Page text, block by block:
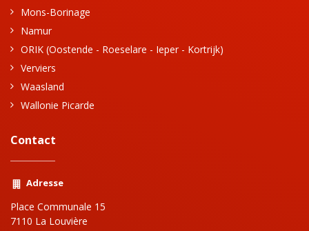
Mons-Borinage
Namur
ORIK (Oostende - Roeselare - Ieper - Kortrijk)
Verviers
Waasland
Wallonie Picarde
Contact
Adresse
Place Communale 15
7110 La Louvière